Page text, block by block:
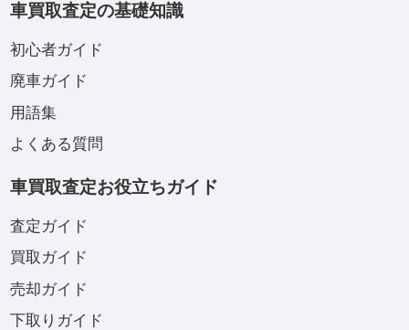
車買取査定の基礎知識
初心者ガイド
廃車ガイド
用語集
よくある質問
車買取査定お役立ちガイド
査定ガイド
買取ガイド
売却ガイド
下取りガイド